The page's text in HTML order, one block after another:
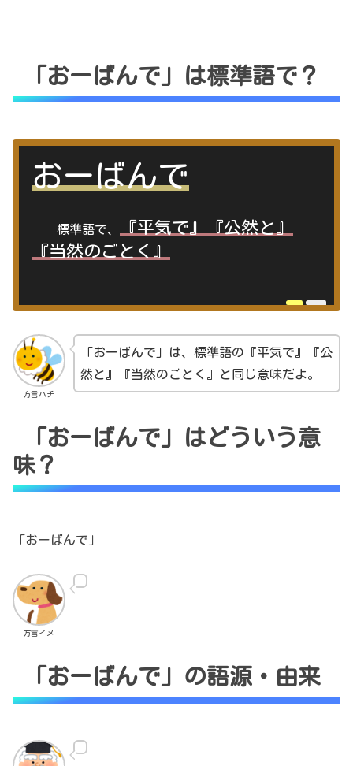
「おーばんで」は標準語で？
おーばんで
標準語で、
『平気で』『公然と』
『当然のごとく』
方言ハチ
「おーばんで」は、標準語の『平気で』『公
然と』『当然のごとく』と同じ意味だよ。
「おーばんで」はどういう意
味？
「おーばんで」
方言イヌ
「おーばんで」の語源・由来